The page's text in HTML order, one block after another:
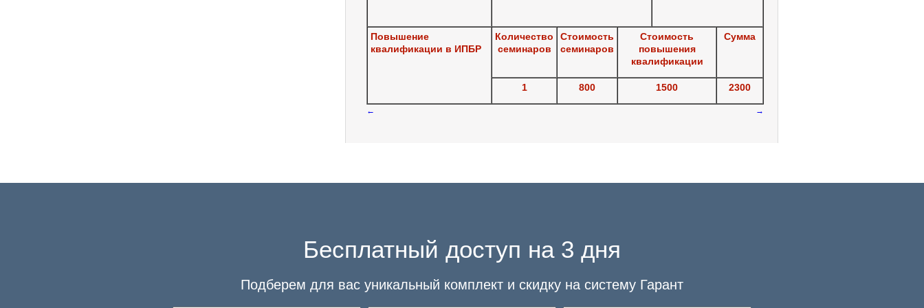
Повышение
квалификации в ИПБР
Количество
семинаров
Стоимость
семинаров
Стоимость
повышения
квалификации
Сумма
1 800 1500 2300
← →
Бесплатный доступ на 3 дня
Подберем для вас уникальный комплект и скидку на систему Гарант